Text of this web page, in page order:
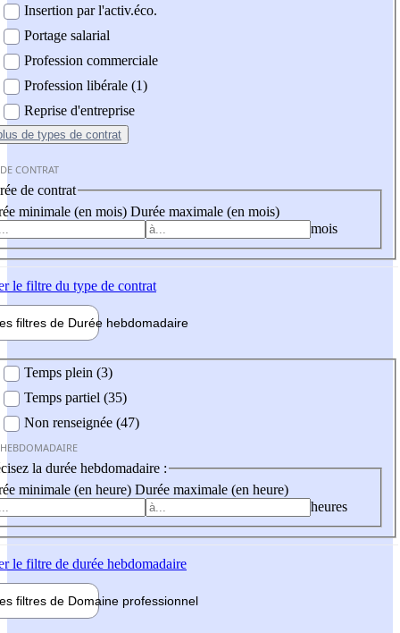
Insertion par l'activ.éco.
Portage salarial
Profession commerciale
Profession libérale (1)
Reprise d'entreprise
de types de contrat
CONTRAT
de contrat
minimale (en mois) Durée maximale (en mois)
mois
le filtre du type de contrat
filtres de Durée hebdomadaire
Temps plein (3)
Temps partiel (35)
Non renseignée (47)
la durée hebdomadaire :
minimale (en heure) Durée maximale (en heure)
heures
le filtre de durée hebdomadaire
filtres de Domaine professionnel